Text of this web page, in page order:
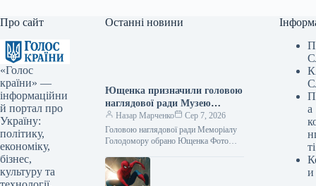
Про сайт
«Голос
країни» —
інформаційни
й портал про
Україну:
політику,
економіку,
бізнес,
культуру та
Останні новини
Ющенка призначили головою
наглядової ради Музею
Голодомору
Назар Марченко
Сер 7, 2026
Головою наглядової ради Меморіалу
Голодомору обрано Ющенка Фото
Наглядова рада Національного
меморіалу Голодомору-геноциду на
а
ті
и